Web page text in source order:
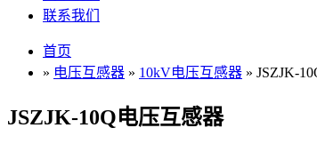
联系我们
首页
» 电压互感器 » 10kV电压互感器 » JSZJK-
JSZJK-10Q电压互感器